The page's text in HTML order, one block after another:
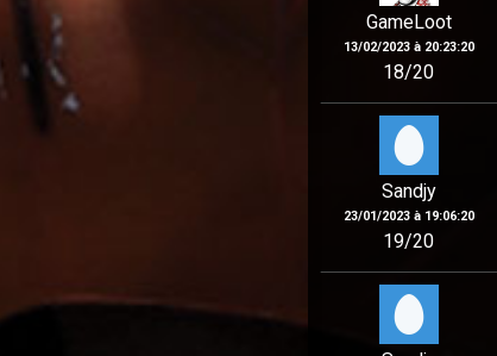
GameLoot
13/02/2023 à 20:23:20
18/20
Sandjy
23/01/2023 à 19:06:20
19/20